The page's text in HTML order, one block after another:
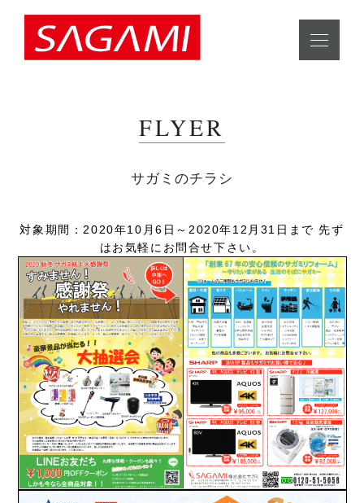
FLYER
サガミのチラシ
対象期間：2020年10月6日～2020年12月31日まで 先ず
はお気軽にお問合せ下さい。